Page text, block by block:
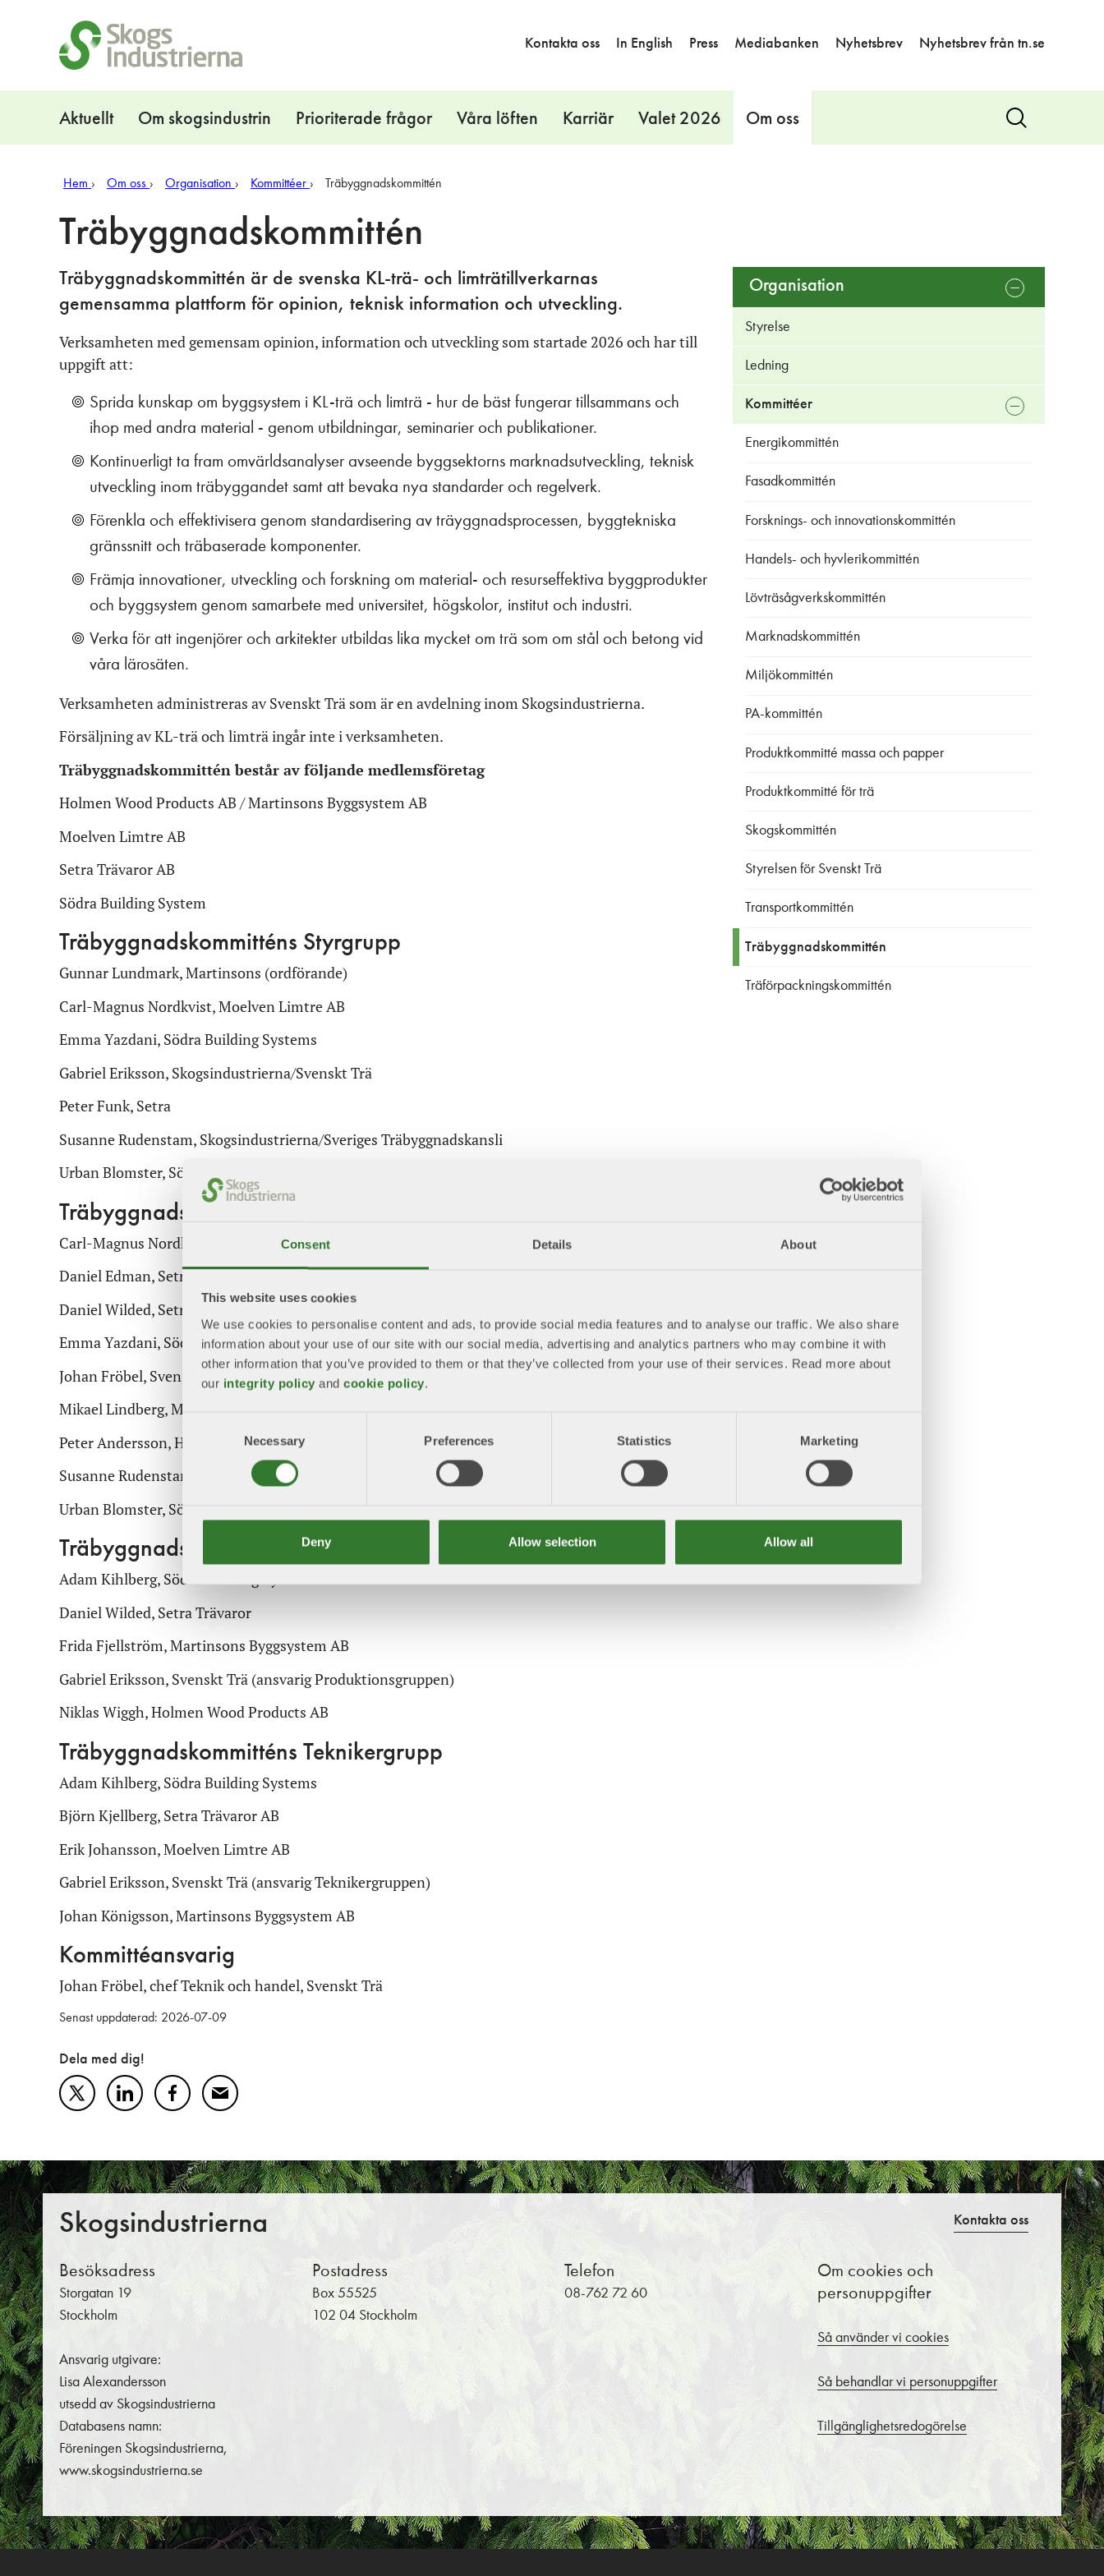
Consent Details About
This website uses cookies
We use cookies to personalise content and ads, to provide social media features and to analyse our traffic. We also share
information about your use of our site with our social media, advertising and analytics partners who may combine it with
other information that you’ve provided to them or that they’ve collected from your use of their services. Read more about
our integrity policy and cookie policy.
Selection
Necessary Preferences Statistics Marketing
Deny Allow selection Allow all
Kontakta oss In English Press Mediabanken Nyhetsbrev Nyhetsbrev från tn.se
Navigation
Aktuellt Om skogsindustrin Prioriterade frågor Våra löften Karriär Valet 2026 Om oss
Visa
sök
Hem Om oss Organisation Kommittéer Träbyggnadskommittén
Träbyggnadskommittén
Träbyggnadskommittén är de svenska KL-trä- och limträtillverkarnas
gemensamma plattform för opinion, teknisk information och utveckling.
Verksamheten med gemensam opinion, information och utveckling som startade 2026 och har till
uppgift att:
Sprida kunskap om byggsystem i KL-trä och limträ - hur de bäst fungerar tillsammans och
ihop med andra material - genom utbildningar, seminarier och publikationer​.
Kontinuerligt ta fram omvärldsanalyser avseende byggsektorns marknadsutveckling, teknisk
utveckling inom träbyggandet samt att bevaka nya standarder och regelverk.​
Förenkla och effektivisera genom standardisering av träyggnadsprocessen, byggtekniska
gränssnitt och träbaserade komponenter​.
Främja innovationer, utveckling och forskning om material- och resurseffektiva byggprodukter
och byggsystem genom samarbete med universitet, högskolor, institut och industri​.
Verka för att ingenjörer och arkitekter utbildas lika mycket om trä som om stål och betong vid
våra lärosäten​.
Verksamheten administreras av Svenskt Trä som är en avdelning inom Skogsindustrierna.
Försäljning av KL-trä och limträ ingår inte i verksamheten.
Träbyggnadskommittén består av följande medlemsföretag
Holmen Wood Products AB / Martinsons Byggsystem AB
Moelven Limtre AB
Setra Trävaror AB
Södra Building System
Träbyggnadskommitténs Styrgrupp
Gunnar Lundmark, Martinsons (ordförande)
Carl-Magnus Nordkvist, Moelven Limtre AB
Emma Yazdani, Södra Building Systems
Gabriel Eriksson, Skogsindustrierna/Svenskt Trä
Peter Funk, Setra
Susanne Rudenstam, Skogsindustrierna/Sveriges Träbyggnadskansli
Urban Blomster, Södra
Träbyggnadskommitténs Marknadsgrupp
Carl-Magnus Nordkvist, Moelven Limtre AB
Daniel Edman, Setra Trävaror
Daniel Wilded, Setra Trävaror
Emma Yazdani, Södra Building Systems
Johan Fröbel, Svensk Trä (ansvarig Marknadsgruppen)
Mikael Lindberg, Martinsons Byggsystem
Peter Andersson, Holmen Wood Products AB
Susanne Rudenstam, Sveriges Träbyggnadskansli
Urban Blomster, Södra Building Systems
Träbyggnadskommitténs Produktionsgrupp
Adam Kihlberg, Södra Building Systems
Daniel Wilded, Setra Trävaror
Frida Fjellström, Martinsons Byggsystem AB
Gabriel Eriksson, Svenskt Trä (ansvarig Produktionsgruppen)
Niklas Wiggh, Holmen Wood Products AB
Träbyggnadskommitténs Teknikergrupp
Adam Kihlberg, Södra Building Systems
Björn Kjellberg, Setra Trävaror AB
Erik Johansson, Moelven Limtre AB
Gabriel Eriksson, Svenskt Trä (ansvarig Teknikergruppen)
Johan Königsson, Martinsons Byggsystem AB
Kommittéansvarig
Johan Fröbel, chef Teknik och handel, Svenskt Trä
Senast uppdaterad: 2026-07-09
Organisation öppna
undermeny
Styrelse
Ledning
Kommittéer stäng
undermeny
Energikommittén
Fasadkommittén
Forsknings- och innovationskommittén
Handels- och hyvlerikommittén
Lövträsågverkskommittén
Marknadskommittén
Miljökommittén
PA-kommittén
Produktkommitté massa och papper
Produktkommitté för trä
Skogskommittén
Styrelsen för Svenskt Trä
Transportkommittén
Träbyggnadskommittén
Träförpackningskommittén
Dela med dig!
TwitterLinkedInFacebookMail
Skogsindustrierna
Besöksadress
Storgatan 19
Stockholm
Ansvarig utgivare:
Lisa Alexandersson
utsedd av Skogsindustrierna
Databasens namn:
Föreningen Skogsindustrierna,
www.skogsindustrierna.se
Postadress
Box 55525
102 04 Stockholm
Telefon
08-762 72 60
Om cookies och
personuppgifter
Så använder vi cookies
Så behandlar vi personuppgifter
Tillgänglighetsredogörelse
Kontakta oss